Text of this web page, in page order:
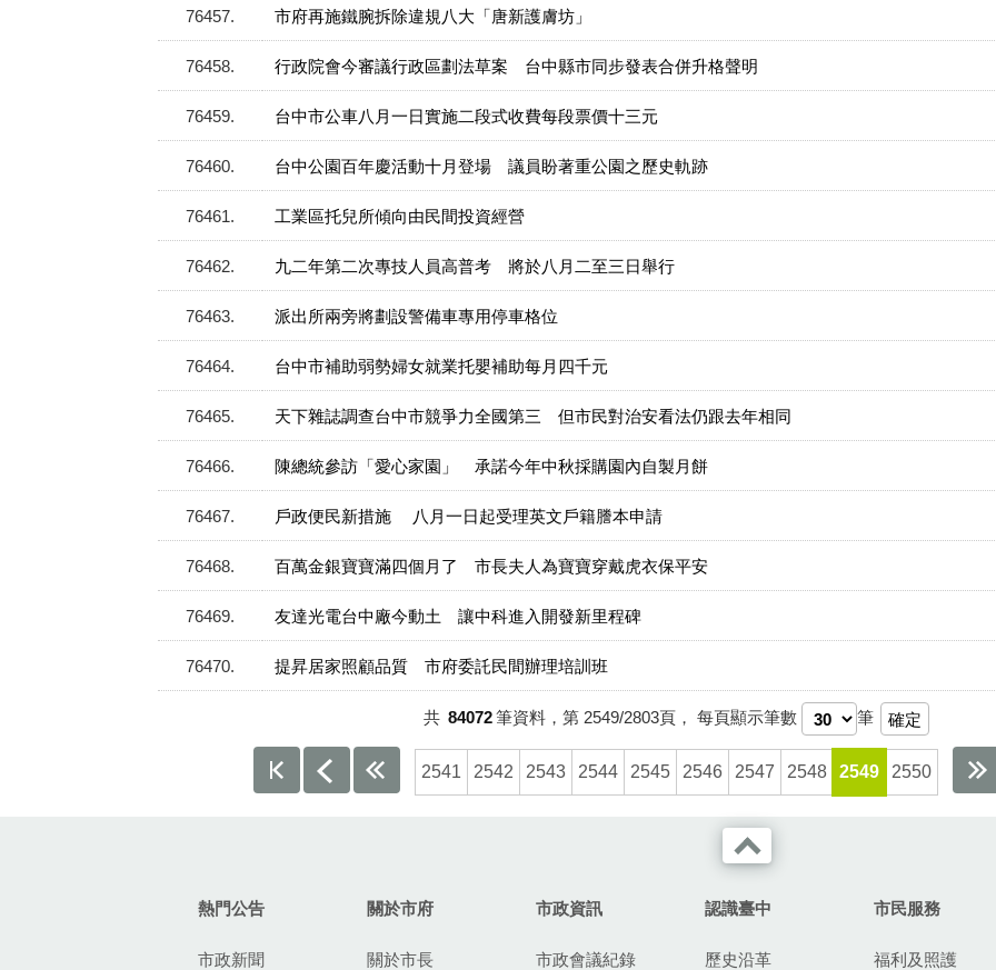
76457 市府再施鐵腕拆除違規八大「唐新護膚坊」
76458 行政院會今審議行政區劃法草案 台中縣市同步發表合併升格聲明
76459 台中市公車八月一日實施二段式收費每段票價十三元
76460 台中公園百年慶活動十月登場 議員盼著重公園之歷史軌跡
76461 工業區托兒所傾向由民間投資經營
76462 九二年第二次專技人員高普考 將於八月二至三日舉行
76463 派出所兩旁將劃設警備車專用停車格位
76464 台中市補助弱勢婦女就業托嬰補助每月四千元
76465 天下雜誌調查台中市競爭力全國第三 但市民對治安看法仍跟去年相同
76466 陳總統參訪「愛心家園」 承諾今年中秋採購園內自製月餅
76467 戶政便民新措施 八月一日起受理英文戶籍謄本申請
76468 百萬金銀寶寶滿四個月了 市長夫人為寶寶穿戴虎衣保平安
76469 友達光電台中廠今動土 讓中科進入開發新里程碑
76470 提昇居家照顧品質 市府委託民間辦理培訓班
共 84072筆資料，第 2549/2803頁， 每頁顯示筆數 筆
2541 2542 2543 2544 2545 2546 2547 2548 2549 2550
熱門公告
市政新聞
關於市府
關於市長
市政資訊
市政會議紀錄
認識臺中
歷史沿革
市民服務
福利及照護